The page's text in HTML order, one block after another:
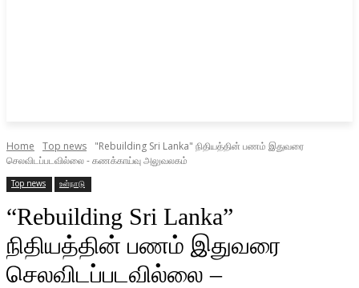
Home Top news
"Rebuilding Sri Lanka" நிதியத்தின் பணம் இதுவரை
செலவிடப்படவில்லை - கணக்காய்வு அலுவலகம்
Top news உள்நாடு
“Rebuilding Sri Lanka”
நிதியத்தின் பணம் இதுவரை
செலவிடப்படவில்லை –